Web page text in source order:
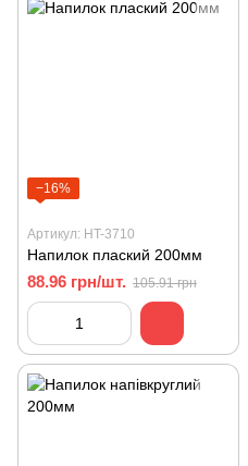
−16%
Артикул: HT-3710
Напилок плаский 200мм
88.96 грн/шт. 105.91 грн